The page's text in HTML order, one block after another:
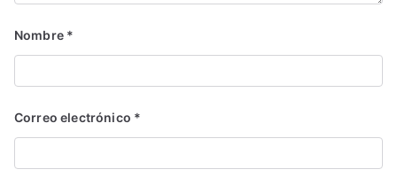
Nombre *
Correo electrónico *